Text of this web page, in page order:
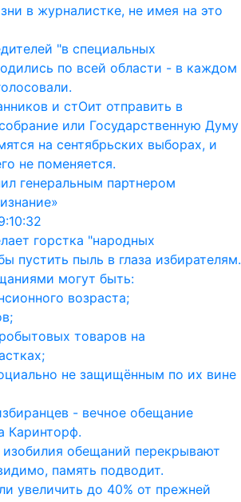
в журналистке, не имея на это
"в специальных
по всей области - в каждом
и стОит отправить в
или Государственную Думу
на сентябрьских выборах, и
не поменяется.
генеральным партнером
горстка "народных
пустить пыль в глаза избирателям.
могут быть:
возраста;
товаров на
не защищённым по их вине
- вечное обещание
Каринторф.
изобилия обещаний перекрывают
память подводит.
увеличить до 40% от прежней